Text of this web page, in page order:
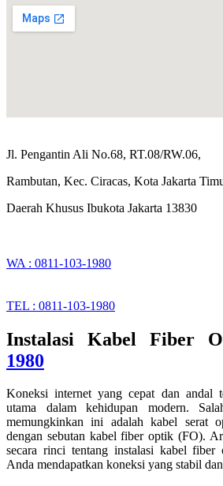
Jl. Pengantin Ali No.68, RT.08/RW.06,
Rambutan, Kec. Ciracas, Kota Jakarta
Daerah Khusus Ibukota Jakarta 13830
WA : 0811-103-1980
TEL : 0811-103-1980
Instalasi Kabel Fiber
1980
Koneksi internet yang cepat dan andal
utama dalam kehidupan modern.
memungkinkan ini adalah kabel serat
dengan sebutan kabel fiber optik (FO).
secara rinci tentang instalasi kabel fiber
Anda mendapatkan koneksi yang stabil